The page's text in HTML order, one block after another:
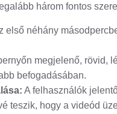
három fontos
első néhány
megjelenő, rövid,
befogadásában.
A felhasználók
teszik, hogy a videód